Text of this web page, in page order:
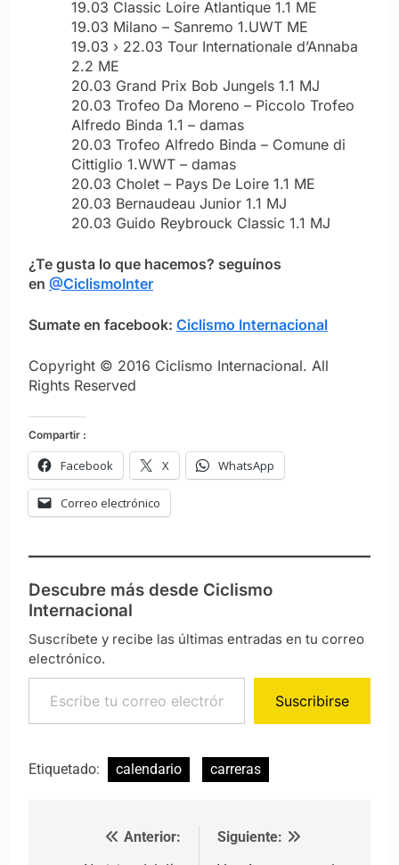
19.03 Classic Loire Atlantique 1.1 ME
19.03 Milano – Sanremo 1.UWT ME
19.03 › 22.03 Tour Internationale d’Annaba
2.2 ME
20.03 Grand Prix Bob Jungels 1.1 MJ
20.03 Trofeo Da Moreno – Piccolo Trofeo
Alfredo Binda 1.1 – damas
20.03 Trofeo Alfredo Binda – Comune di
Cittiglio 1.WWT – damas
20.03 Cholet – Pays De Loire 1.1 ME
20.03 Bernaudeau Junior 1.1 MJ
20.03 Guido Reybrouck Classic 1.1 MJ
¿Te gusta lo que hacemos? seguínos
en @CiclismoInter
Sumate en facebook: Ciclismo Internacional
Copyright © 2016 Ciclismo Internacional. All
Rights Reserved
Compartir :
Facebook X WhatsApp
Correo electrónico
Descubre más desde Ciclismo
Internacional
Suscríbete y recibe las últimas entradas en tu correo
electrónico.
Escribe tu correo electrónico…
Suscribirse
Etiquetado: calendario carreras
Navegación de entradas
Anterior:
Siguiente: